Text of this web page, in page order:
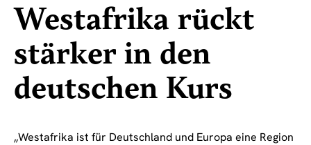
Westafrika rückt
stärker in den
deutschen Kurs
„Westafrika ist für Deutschland und Europa eine Region